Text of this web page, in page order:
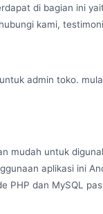
di bagian ini
kami,
admin toko.
mudah untuk
aplikasi ini
PHP dan MySQL